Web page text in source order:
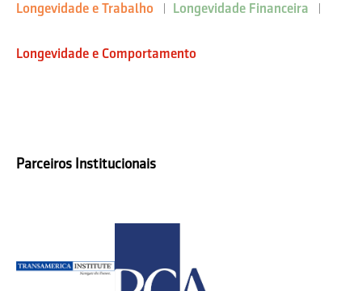
Longevidade e Trabalho Longevidade Financeira
Longevidade e Comportamento
Parceiros Institucionais